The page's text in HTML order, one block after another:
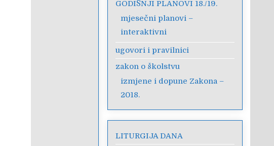
GODIŠNJI PLANOVI 18./19.
mjesečni planovi –
interaktivni
ugovori i pravilnici
zakon o školstvu
izmjene i dopune Zakona –
2018.
LITURGIJA DANA